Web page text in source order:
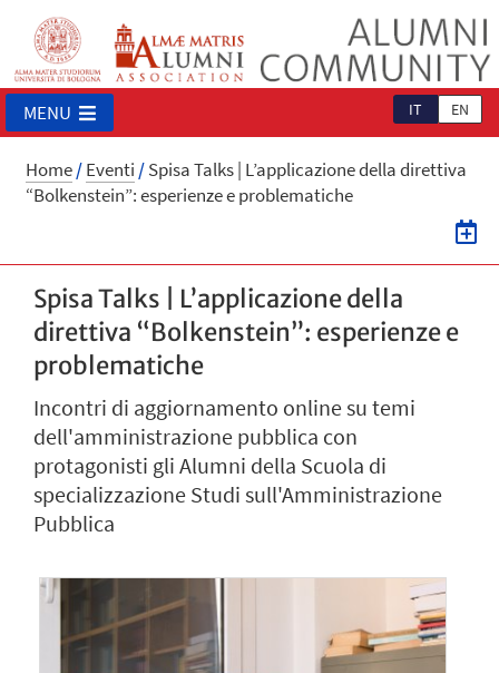
IT EN
MENU
Home/Eventi /Spisa Talks | L’applicazione della direttiva
“Bolkenstein”: esperienze e problematiche
Spisa Talks | L’applicazione della
direttiva “Bolkenstein”: esperienze e
problematiche
Incontri di aggiornamento online su temi
dell'amministrazione pubblica con
protagonisti gli Alumni della Scuola di
specializzazione Studi sull'Amministrazione
Pubblica